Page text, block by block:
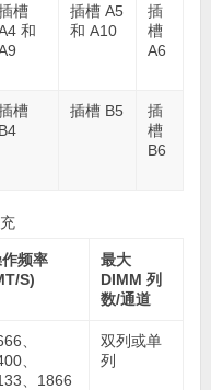
槽
和
插槽 A5
和 A10
插
槽
A6
槽
B4
插槽 B5
插
槽
B6
频率
S)
最大
DIMM 列
数/通道
、
、
、1866
双列或单
列